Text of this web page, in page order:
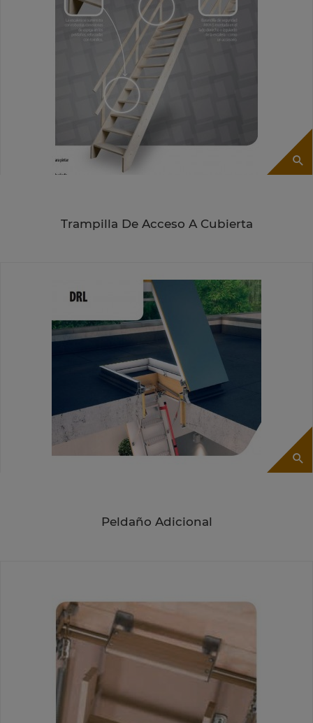
Trampilla De Acceso A Cubierta
Peldaño Adicional